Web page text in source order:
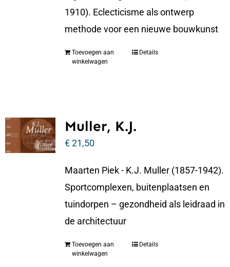
1910). Eclecticisme als ontwerp
methode voor een nieuwe bouwkunst
Toevoegen aan
winkelwagen
Details
Muller, K.J.
€21,50
Maarten Piek - K.J. Muller (1857-1942).
Sportcomplexen, buitenplaatsen en
tuindorpen – gezondheid als leidraad in
de architectuur
Toevoegen aan
winkelwagen
Details